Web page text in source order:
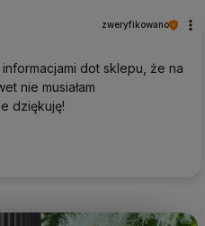
zweryfikowano
dot sklepu, że na
nie musiałam
dziękuję!